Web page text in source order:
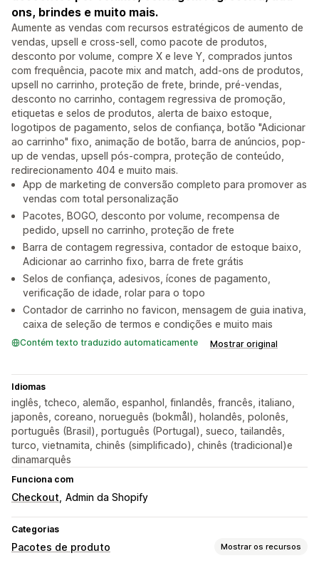
ons, brindes e muito mais.
Aumente as vendas com recursos estratégicos de aumento de
vendas, upsell e cross-sell, como pacote de produtos,
desconto por volume, compre X e leve Y, comprados juntos
com frequência, pacote mix and match, add-ons de produtos,
upsell no carrinho, proteção de frete, brinde, pré-vendas,
desconto no carrinho, contagem regressiva de promoção,
etiquetas e selos de produtos, alerta de baixo estoque,
logotipos de pagamento, selos de confiança, botão "Adicionar
ao carrinho" fixo, animação de botão, barra de anúncios, pop-
up de vendas, upsell pós-compra, proteção de conteúdo,
redirecionamento 404 e muito mais.
App de marketing de conversão completo para promover as
vendas com total personalização
Pacotes, BOGO, desconto por volume, recompensa de
pedido, upsell no carrinho, proteção de frete
Barra de contagem regressiva, contador de estoque baixo,
Adicionar ao carrinho fixo, barra de frete grátis
Selos de confiança, adesivos, ícones de pagamento,
verificação de idade, rolar para o topo
Contador de carrinho no favicon, mensagem de guia inativa,
caixa de seleção de termos e condições e muito mais
Contém texto traduzido automaticamente Mostrar original
Idiomas
inglês, tcheco, alemão, espanhol, finlandês, francês, italiano,
japonês, coreano, norueguês (bokmål), holandês, polonês,
português (Brasil), português (Portugal), sueco, tailandês,
turco, vietnamita, chinês (simplificado), chinês (tradicional)e
dinamarquês
Funciona com
Checkout Admin da Shopify
Categorias
Pacotes de produto Mostrar os recursos